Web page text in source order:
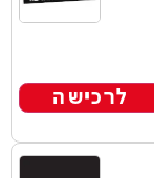
לרכישה